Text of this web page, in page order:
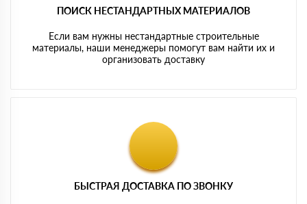
ПОИСК НЕСТАНДАРТНЫХ МАТЕРИАЛОВ
Если вам нужны нестандартные строительные
материалы, наши менеджеры помогут вам найти их и
организовать доставку
БЫСТРАЯ ДОСТАВКА ПО ЗВОНКУ